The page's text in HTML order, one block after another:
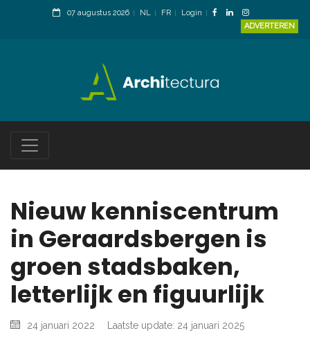
07 augustus 2026 NL FR
Login
ADVERTEREN
Nieuw kenniscentrum
in Geraardsbergen is
groen stadsbaken,
letterlijk en figuurlijk
24 januari 2022 Laatste update: 24 januari 2025